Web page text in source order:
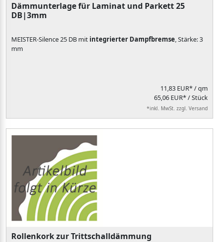
Dämmunterlage für Laminat und Parkett 25
DB|3mm
MEISTER-Silence 25 DB mit integrierter Dampfbremse, Stärke: 3
mm
11,83 EUR*/ qm
65,06 EUR* / Stück
*inkl. MwSt. zzgl. Versand
Rollenkork zur Trittschalldämmung